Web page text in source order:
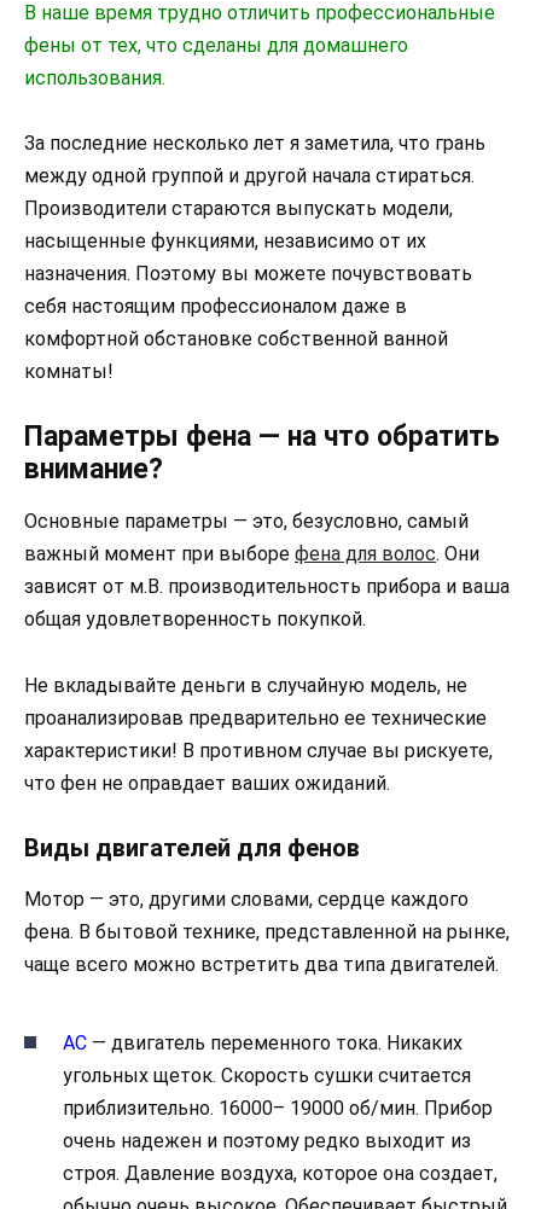
В наше время трудно отличить профессиональные
фены от тех, что сделаны для домашнего
использования.
За последние несколько лет я заметила, что грань
между одной группой и другой начала стираться.
Производители стараются выпускать модели,
насыщенные функциями, независимо от их
назначения. Поэтому вы можете почувствовать
себя настоящим профессионалом даже в
комфортной обстановке собственной ванной
комнаты!
Параметры фена — на что обратить
внимание?
Основные параметры — это, безусловно, самый
важный момент при выборе фена для волос. Они
зависят от м.В. производительность прибора и ваша
общая удовлетворенность покупкой.
Не вкладывайте деньги в случайную модель, не
проанализировав предварительно ее технические
характеристики! В противном случае вы рискуете,
что фен не оправдает ваших ожиданий.
Виды двигателей для фенов
Мотор — это, другими словами, сердце каждого
фена. В бытовой технике, представленной на рынке,
чаще всего можно встретить два типа двигателей.
AC — двигатель переменного тока. Никаких
угольных щеток. Скорость сушки считается
приблизительно. 16000– 19000 об/мин. Прибор
очень надежен и поэтому редко выходит из
строя. Давление воздуха, которое она создает,